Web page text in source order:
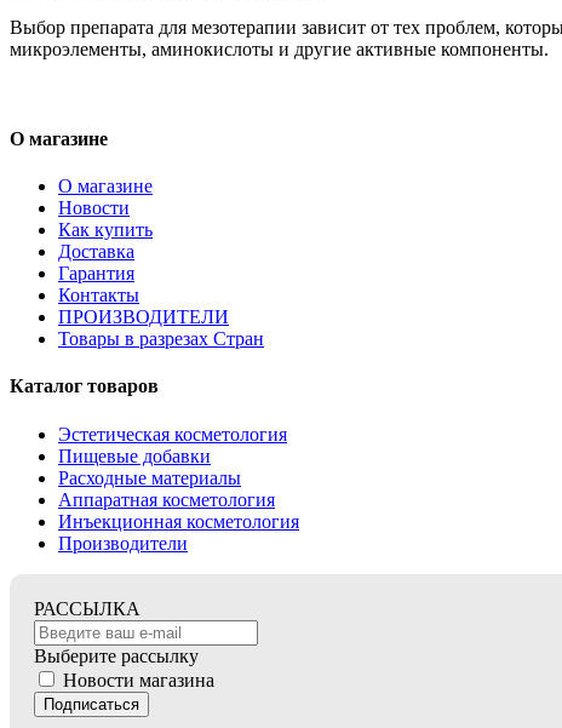
Выбор препарата для мезотерапии зависит от тех проблем,
микроэлементы, аминокислоты и другие активные компоненты.
О магазине
О магазине
Новости
Как купить
Доставка
Гарантия
Контакты
ПРОИЗВОДИТЕЛИ
Товары в разрезах Стран
Каталог товаров
Эстетическая косметология
Пищевые добавки
Расходные материалы
Аппаратная косметология
Инъекционная косметология
Производители
РАССЫЛКА
Выберите рассылку
Новости магазина
Подписаться